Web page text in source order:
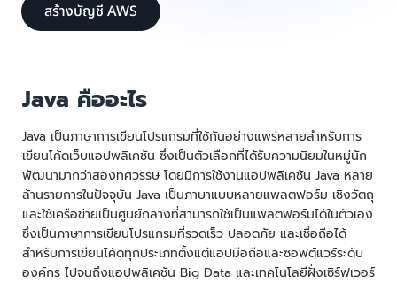
สร้างบัญชี AWS
Java คืออะไร
Java เป็นภาษาการเขียนโปรแกรมที่ใช้กันอย่างแพร่หลายสำหรับการ
เขียนโค้ดเว็บแอปพลิเคชัน ซึ่งเป็นตัวเลือกที่ได้รับความนิยมในหมู่นัก
พัฒนามากว่าสองทศวรรษ โดยมีการใช้งานแอปพลิเคชัน Java หลาย
ล้านรายการในปัจจุบัน Java เป็นภาษาแบบหลายแพลตฟอร์ม เชิงวัตถุ
และใช้เครือข่ายเป็นศูนย์กลางที่สามารถใช้เป็นแพลตฟอร์มได้ในตัวเอง
ซึ่งเป็นภาษาการเขียนโปรแกรมที่รวดเร็ว ปลอดภัย และเชื่อถือได้
สำหรับการเขียนโค้ดทุกประเภทตั้งแต่แอปมือถือและซอฟต์แวร์ระดับ
องค์กร ไปจนถึงแอปพลิเคชัน Big Data และเทคโนโลยีฝั่งเซิร์ฟเวอร์